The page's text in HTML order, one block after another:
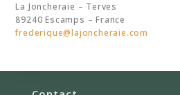
La Joncheraie – Terves
89240 Escamps – France
frederique@lajoncheraie.com